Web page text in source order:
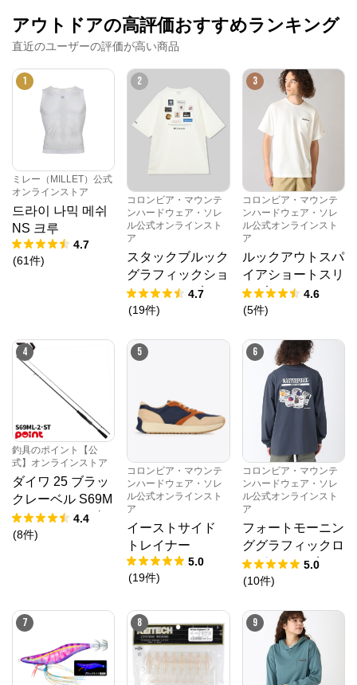
アウトドアの高評価おすすめランキング
直近のユーザーの評価が高い商品
1
ミレー（MILLET）公式
オンラインストア
드라이 나믹 메쉬
NS 크루
4.7
(61件)
2
コロンビア・マウンテ
ンハードウェア・ソレ
ル公式オンラインスト
ア
スタックブルック
グラフィックショ
ートスリーブTシ
ャツ
4.7
(19件)
3
コロンビア・マウンテ
ンハードウェア・ソレ
ル公式オンラインスト
ア
ルックアウトスパ
イアショートスリ
ーブTシャツ
4.6
(5件)
4
釣具のポイント【公
式】オンラインストア
ダイワ 25 ブラッ
クレーベル S69M
L-2・ST (2026年
追加モデル)
4.4
(8件)
5
コロンビア・マウンテ
ンハードウェア・ソレ
ル公式オンラインスト
ア
イーストサイド
トレイナー
5.0
(19件)
6
コロンビア・マウンテ
ンハードウェア・ソレ
ル公式オンラインスト
ア
フォートモーニン
ググラフィックロ
ングスリーブティ
ー
5.0
(10件)
7 8 9